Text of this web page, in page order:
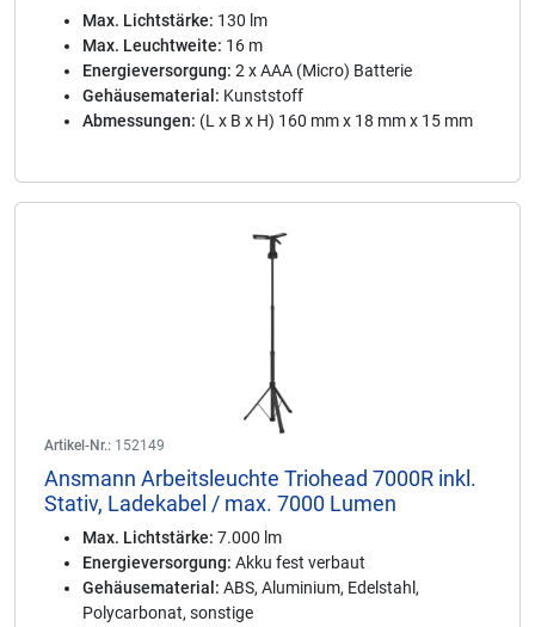
Max. Lichtstärke: 130 lm
Max. Leuchtweite: 16 m
Energieversorgung: 2 x AAA (Micro) Batterie
Gehäusematerial: Kunststoff
Abmessungen: (L x B x H) 160 mm x 18 mm x 15 mm
Artikel-Nr.: 152149
Ansmann Arbeitsleuchte Triohead 7000R inkl.
Stativ, Ladekabel / max. 7000 Lumen
Max. Lichtstärke: 7.000 lm
Energieversorgung: Akku fest verbaut
Gehäusematerial: ABS, Aluminium, Edelstahl,
Polycarbonat, sonstige